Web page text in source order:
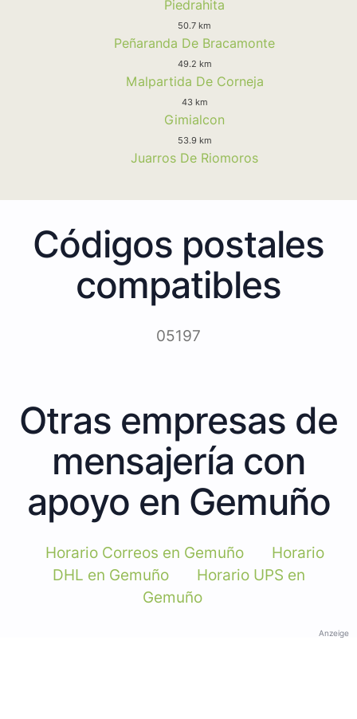
Piedrahita
50.7 km
Peñaranda De Bracamonte
49.2 km
Malpartida De Corneja
43 km
Gimialcon
53.9 km
Juarros De Riomoros
Códigos postales
compatibles
05197
Otras empresas de
mensajería con
apoyo en Gemuño
Horario Correos en Gemuño
Horario
DHL en Gemuño
Horario UPS en
Gemuño
Anzeige